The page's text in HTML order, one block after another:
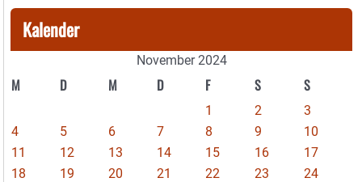
Kalender
November 2024
M D M D F S S
1 2
3
4
5 6 7 8 9
10
11
12 13 14 15 16
17
18
19 20 21 22 23
24